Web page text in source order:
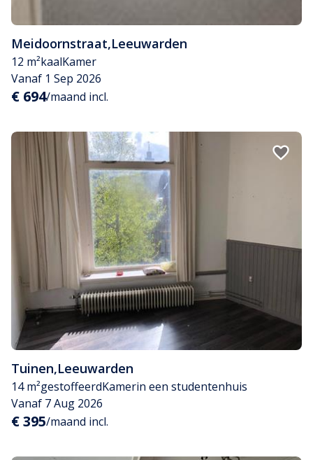
Meidoornstraat,Leeuwarden
12 m²kaalKamer
Vanaf 1 Sep 2026
€ 694/maand incl.
Tuinen,Leeuwarden
14 m²gestoffeerdKamerin een studentenhuis
Vanaf 7 Aug 2026
€ 395/maand incl.